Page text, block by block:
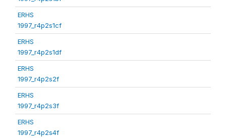
ERHS
1997_r4p2s1cf
ERHS
1997_r4p2s1df
ERHS
1997_r4p2s2f
ERHS
1997_r4p2s3f
ERHS
1997_r4p2s4f